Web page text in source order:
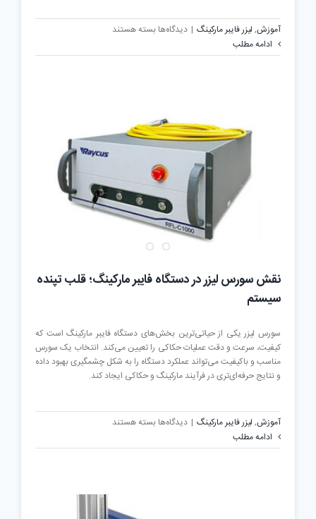
آموزش, لیزر فایبر مارکینگ | دیدگاه‌ها برای
گالوو
بسته هستند
ادامه مطلب
نقش سورس لیزر در دستگاه فایبر مارکینگ؛ قلب تپنده
سیستم
سورس لیزر یکی از حیاتی‌ترین بخش‌های دستگاه فایبر مارکینگ است که
کیفیت، سرعت و دقت عملیات حکاکی را تعیین می‌کند. انتخاب یک سورس
مناسب و باکیفیت می‌تواند عملکرد دستگاه را به شکل چشمگیری بهبود داده
و نتایج حرفه‌ای‌تری در فرآیند مارکینگ و حکاکی ایجاد کند.
آموزش, لیزر فایبر مارکینگ | دیدگاه‌ها برای
سورس
بسته هستند
ادامه مطلب